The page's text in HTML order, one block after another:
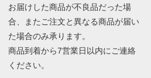
お届けした商品が不良品だった場
合、またご注文と異なる商品が届い
た場合のみ承ります。
商品到着から7営業日以内にご連絡
ください。